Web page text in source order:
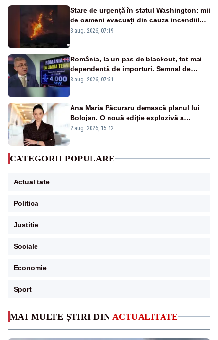
MAI MULTE ȘTIRI DIN ACTUALITATE
Stare de urgență în statul Washington: mii
de oameni evacuați din cauza incendiilor
puternice de vegetație
3 aug. 2026, 07:19
România, la un pas de blackout, tot mai
dependentă de importuri. Semnal de
alarmă tras de un expert în energie
3 aug. 2026, 07:51
Ana Maria Păcuraru demască planul lui
Bolojan. O nouă ediție explozivă a
emisiunii „Miza Zilei” la Realitatea PLUS
2 aug. 2026, 15:42
CATEGORII POPULARE
Actualitate
Politica
Justitie
Sociale
Economie
Sport